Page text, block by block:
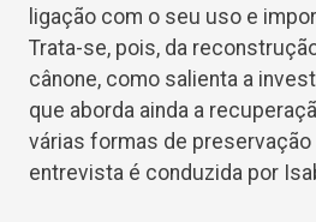
ligação com o seu uso e
Trata-se, pois, da
cânone, como salienta a
que aborda ainda a
várias formas de
entrevista é conduzida por